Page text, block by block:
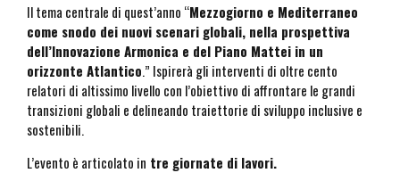
Il tema centrale di quest’anno “Mezzogiorno e Mediterraneo
come snodo dei nuovi scenari globali, nella prospettiva
dell’Innovazione Armonica e del Piano Mattei in un
orizzonte Atlantico.” Ispirerà gli interventi di oltre cento
relatori di altissimo livello con l’obiettivo di affrontare le grandi
transizioni globali e delineando traiettorie di sviluppo inclusive e
sostenibili.
L’evento è articolato in tre giornate di lavori.